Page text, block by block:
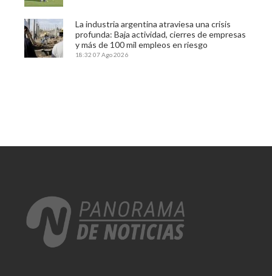
La industria argentina atraviesa una crisis
profunda: Baja actividad, cierres de empresas
y más de 100 mil empleos en riesgo
18:32 07 Ago 2026